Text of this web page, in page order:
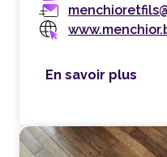
En savoir plus
Atelier Menchior